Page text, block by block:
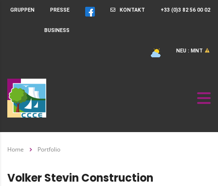
+33 (0)3 82 56 00 02
KONTAKT
PRESSE
GRUPPEN
BUSINESS
NEU : MNT
Home Portfolio
Volker Stevin Construction